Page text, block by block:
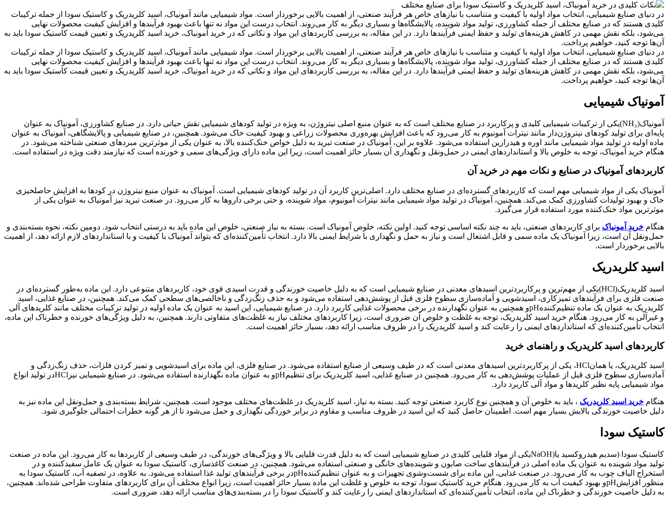
در دنیای صنایع شیمیایی، انتخاب مواد اولیه با کیفیت و متناسب با نیازهای خاص هر فرآیند صنعتی، از اهمیت بالایی برخوردار است. مواد شیمیایی مانند آمونیاک، اسید کلریدریک و کاستیک سودا از جمله ترکیبات
کلیدی هستند که در صنایع مختلف از جمله کشاورزی، تولید مواد شوینده، پالایشگاه‌ها و بسیاری دیگر به کار می‌روند. انتخاب درست این مواد نه تنها باعث بهبود فرآیندها و افزایش کیفیت محصولات نهایی
می‌شود، بلکه نقش مهمی در کاهش هزینه‌های تولید و حفظ ایمنی فرآیندها دارد. در این مقاله، به بررسی کاربردهای این مواد و نکاتی که در خرید آمونیاک، خرید اسید کلریدریک و تعیین قیمت کاستیک سودا باید به
آن‌ها توجه کنید، خواهیم پرداخت.
در دنیای صنایع شیمیایی، انتخاب مواد اولیه با کیفیت و متناسب با نیازهای خاص هر فرآیند صنعتی، از اهمیت بالایی برخوردار است. مواد شیمیایی مانند آمونیاک، اسید کلریدریک و کاستیک سودا از جمله ترکیبات
کلیدی هستند که در صنایع مختلف از جمله کشاورزی، تولید مواد شوینده، پالایشگاه‌ها و بسیاری دیگر به کار می‌روند. انتخاب درست این مواد نه تنها باعث بهبود فرآیندها و افزایش کیفیت محصولات نهایی
می‌شود، بلکه نقش مهمی در کاهش هزینه‌های تولید و حفظ ایمنی فرآیندها دارد. در این مقاله، به بررسی کاربردهای این مواد و نکاتی که در خرید آمونیاک، خرید اسید کلریدریک و تعیین قیمت کاستیک سودا باید به
آن‌ها توجه کنید، خواهیم پرداخت.
آمونیاک شیمیایی
آمونیاک(NH₃)یکی از ترکیبات شیمیایی کلیدی و پرکاربرد در صنایع مختلف است که به عنوان منبع اصلی نیتروژن، به ویژه در تولید کودهای شیمیایی نقش حیاتی دارد. در صنایع کشاورزی، آمونیاک به عنوان
پایه‌ای برای تولید کودهای نیتروژن‌دار مانند نیترات آمونیوم به کار می‌رود که باعث افزایش بهره‌وری محصولات زراعی و بهبود کیفیت خاک می‌شود. همچنین، در صنایع شیمیایی و پالایشگاهی، آمونیاک به عنوان
ماده اولیه در تولید مواد شیمیایی مانند اوره و هیدرازین استفاده می‌شود. علاوه بر این، آمونیاک در صنعت تبرید به دلیل خواص خنک‌کننده بالا، به عنوان یکی از موثرترین مبردهای صنعتی شناخته می‌شود. در
هنگام خرید آمونیاک، توجه به خلوص بالا و استانداردهای ایمنی در حمل‌ونقل و نگهداری آن بسیار حائز اهمیت است، زیرا این ماده دارای ویژگی‌های سمی و خورنده است که نیازمند دقت ویژه در استفاده است.
کاربردهای آمونیاک در صنایع و نکات مهم در خرید آن
آمونیاک یکی از مواد شیمیایی مهم است که کاربردهای گسترده‌ای در صنایع مختلف دارد. اصلی‌ترین کاربرد آن در تولید کودهای شیمیایی است. آمونیاک به عنوان منبع نیتروژن در کودها به افزایش حاصلخیزی
خاک و بهبود تولیدات کشاورزی کمک می‌کند. همچنین، آمونیاک در تولید مواد شیمیایی مانند نیترات آمونیوم، مواد شوینده، و حتی برخی داروها به کار می‌رود. در صنعت تبرید نیز آمونیاک به عنوان یکی از
موثرترین مواد خنک‌کننده مورد استفاده قرار می‌گیرد.
هنگام خرید آمونیاک برای کاربردهای صنعتی، باید به چند نکته اساسی توجه کنید. اولین نکته، خلوص آمونیاک است. بسته به نیاز صنعتی، خلوص این ماده باید به درستی انتخاب شود. دومین نکته، نحوه بسته‌بندی و
حمل‌ونقل آن است، زیرا آمونیاک یک ماده سمی و قابل اشتعال است و نیاز به حمل و نگهداری با شرایط ایمنی بالا دارد. انتخاب تأمین‌کننده‌ای که بتواند آمونیاک با کیفیت و با استانداردهای لازم ارائه دهد، از اهمیت
بالایی برخوردار است.
اسید کلریدریک
اسید کلریدریک(HCl)یکی از مهم‌ترین و پرکاربردترین اسیدهای معدنی در صنایع شیمیایی است که به دلیل خاصیت خورندگی و قدرت اسیدی قوی خود، کاربردهای متنوعی دارد. این ماده به‌طور گسترده‌ای در
صنعت فلزی برای فرآیندهای تمیزکاری، اسیدشویی و آماده‌سازی سطوح فلزی قبل از پوشش‌دهی استفاده می‌شود و به حذف زنگ‌زدگی و ناخالصی‌های سطحی کمک می‌کند. همچنین، در صنایع غذایی، اسید
کلریدریک به عنوان یک ماده تنظیم‌کنندهpHو همچنین به عنوان نگهدارنده در برخی محصولات غذایی کاربرد دارد. در صنایع شیمیایی، این اسید به عنوان یک ماده اولیه در تولید ترکیبات مختلف مانند کلریدهای آلی
و غیرآلی به کار می‌رود. هنگام خرید اسید کلریدریک، توجه به غلظت و خلوص آن ضروری است، زیرا کاربردهای مختلف نیاز به غلظت‌های متفاوتی دارند. همچنین، به دلیل ویژگی‌های خورنده و خطرناک این ماده،
انتخاب تأمین‌کننده‌ای که استانداردهای ایمنی را رعایت کند و اسید کلریدریک را در ظروف مناسب ارائه دهد، بسیار حائز اهمیت است.
کاربردهای اسید کلریدریک و راهنمای خرید
اسید کلریدریک، یا همانHCl، یکی از پرکاربردترین اسیدهای معدنی است که در طیف وسیعی از صنایع استفاده می‌شود. در صنایع فلزی، این ماده برای اسیدشویی و تمیز کردن فلزات، حذف زنگ‌زدگی و
آماده‌سازی سطوح فلزی قبل از عملیات پوشش‌دهی به کار می‌رود. همچنین در صنایع غذایی، اسید کلریدریک برای تنظیمpHو به عنوان ماده نگهدارنده استفاده می‌شود. در صنایع شیمیایی نیز HClدر تولید انواع
مواد شیمیایی پایه نظیر کلریدها و مواد آلی کاربرد دارد.
هنگام خرید اسید کلریدریک ، باید به خلوص آن و همچنین نوع کاربرد صنعتی توجه کنید. بسته به نیاز، اسید کلریدریک در غلظت‌های مختلف موجود است. همچنین، شرایط بسته‌بندی و حمل‌ونقل این ماده نیز به
دلیل خاصیت خورندگی بالایش بسیار مهم است. اطمینان حاصل کنید که این اسید در ظروف مناسب و مقاوم در برابر خوردگی نگهداری و حمل می‌شود تا از هر گونه خطرات احتمالی جلوگیری شود.
کاستیک سودا
کاستیک سودا (سدیم هیدروکسید یاNaOH)یکی از مواد قلیایی کلیدی در صنایع شیمیایی است که به دلیل قدرت قلیایی بالا و ویژگی‌های خورندگی، در طیف وسیعی از کاربردها به کار می‌رود. این ماده در صنعت
تولید مواد شوینده به عنوان یک ماده اصلی در فرآیندهای ساخت صابون و شوینده‌های خانگی و صنعتی استفاده می‌شود. همچنین، در صنعت کاغذسازی، کاستیک سودا به عنوان یک عامل سفیدکننده و در
استخراج الیاف چوب به کار می‌رود. در صنعت غذایی، این ماده برای شست‌وشوی تجهیزات و به عنوان تنظیم‌کنندهpHدر برخی فرآیندهای تولید غذا استفاده می‌شود. به علاوه، در تصفیه آب، کاستیک سودا به
منظور افزایشpHو بهبود کیفیت آب به کار می‌رود. هنگام خرید کاستیک سودا، توجه به خلوص و غلظت این ماده بسیار حائز اهمیت است، زیرا انواع مختلف آن برای کاربردهای متفاوت طراحی شده‌اند. همچنین،
به دلیل خاصیت خورندگی و خطرناک این ماده، انتخاب تأمین‌کننده‌ای که استانداردهای ایمنی را رعایت کند و کاستیک سودا را در بسته‌بندی‌های مناسب ارائه دهد، ضروری است.